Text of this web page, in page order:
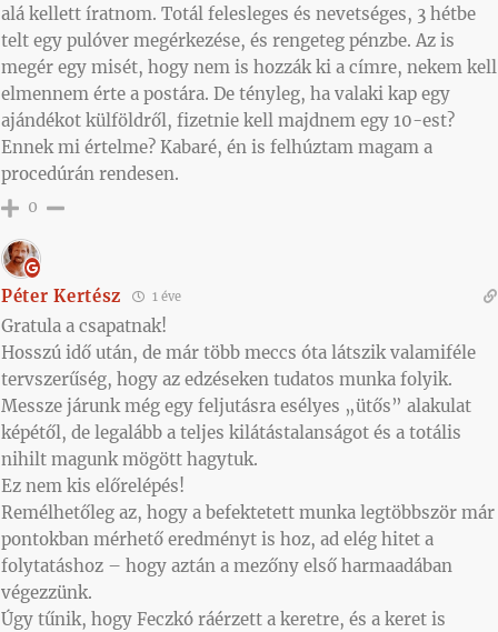
alá kellett íratnom. Totál felesleges és nevetséges, 3 hétbe
telt egy pulóver megérkezése, és rengeteg pénzbe. Az is
megér egy misét, hogy nem is hozzák ki a címre, nekem kell
elmennem érte a postára. De tényleg, ha valaki kap egy
ajándékot külföldről, fizetnie kell majdnem egy 10-est?
Ennek mi értelme? Kabaré, én is felhúztam magam a
procedúrán rendesen.
0
Péter Kertész 1 éve
Gratula a csapatnak!
Hosszú idő után, de már több meccs óta látszik valamiféle
tervszerűség, hogy az edzéseken tudatos munka folyik.
Messze járunk még egy feljutásra esélyes „ütős” alakulat
képétől, de legalább a teljes kilátástalanságot és a totális
nihilt magunk mögött hagytuk.
Ez nem kis előrelépés!
Remélhetőleg az, hogy a befektetett munka legtöbbször már
pontokban mérhető eredményt is hoz, ad elég hitet a
folytatáshoz – hogy aztán a mezőny első harmaadában
végezzünk.
Úgy tűnik, hogy Feczkó ráérzett a keretre, és a keret is